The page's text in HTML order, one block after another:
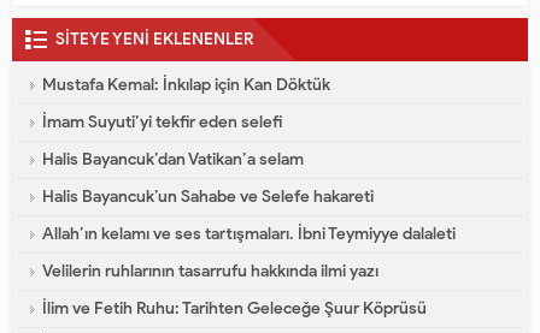
SİTEYE YENİ EKLENENLER
Mustafa Kemal: İnkılap için Kan Döktük
İmam Suyuti’yi tekfir eden selefi
Halis Bayancuk’dan Vatikan’a selam
Halis Bayancuk’un Sahabe ve Selefe hakareti
Allah’ın kelamı ve ses tartışmaları. İbni Teymiyye dalaleti
Velilerin ruhlarının tasarrufu hakkında ilmi yazı
İlim ve Fetih Ruhu: Tarihten Geleceğe Şuur Köprüsü